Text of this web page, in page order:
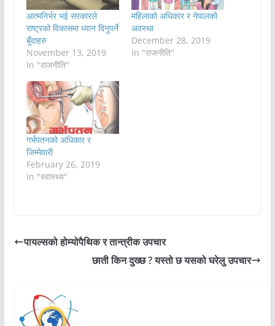
आत्मनिर्भर भई सरकारले
राष्ट्रको विकासमा ध्यान दिनुपर्ने
बुँदाहरु
November 13, 2019
In "राजनीति"
महिलाको अधिकार र नेपालको
अवस्था
December 28, 2019
In "राजनीति"
गर्भपतनको अधिकार र
जिम्मेवारी
February 26, 2019
In "स्वास्थ्य"
पायल्सको होम्योपैथिक र तान्त्रीक उपचार
छाती किन दुख्छ ? यस्तो छ यसको घरेलु उपचार